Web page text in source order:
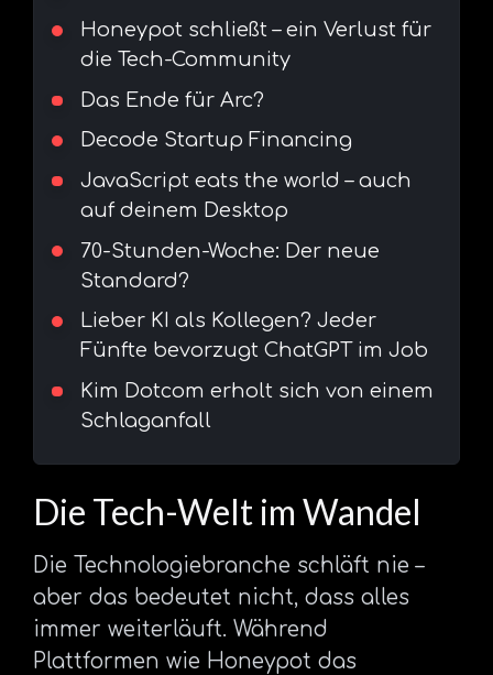
Honeypot schließt – ein Verlust für
die Tech-Community
Das Ende für Arc?
Decode Startup Financing
JavaScript eats the world – auch
auf deinem Desktop
70-Stunden-Woche: Der neue
Standard?
Lieber KI als Kollegen? Jeder
Fünfte bevorzugt ChatGPT im Job
Kim Dotcom erholt sich von einem
Schlaganfall
Die Tech-Welt im Wandel
Die Technologiebranche schläft nie –
aber das bedeutet nicht, dass alles
immer weiterläuft. Während
Plattformen wie Honeypot das